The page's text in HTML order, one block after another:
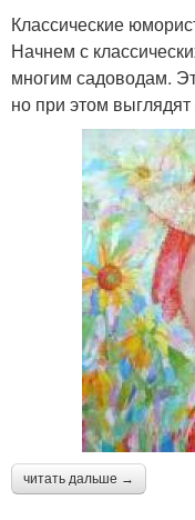
Классические
Начнем с
многим садоводам.
но при этом
читать дальше →